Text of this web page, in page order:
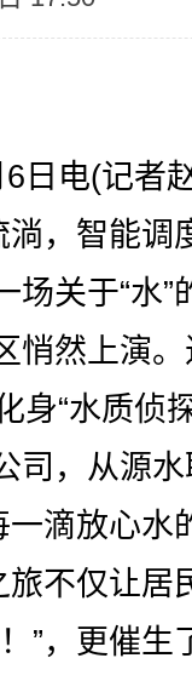
电(记者
，智能调
场关于“水”
悄然上演
身“水质侦
司，从源
一滴放心水
旅不仅让居
”，更催生